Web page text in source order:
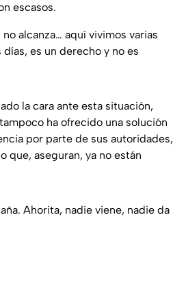
escasos.
alcanza… aquí vivimos varias
es un derecho y no es
la cara ante esta situación,
ha ofrecido una solución
por parte de sus autoridades,
que, aseguran, ya no están
Ahorita, nadie viene, nadie da